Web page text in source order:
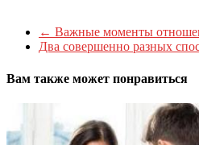
← Важные моменты
Два совершенно разных
Вам также может понравиться